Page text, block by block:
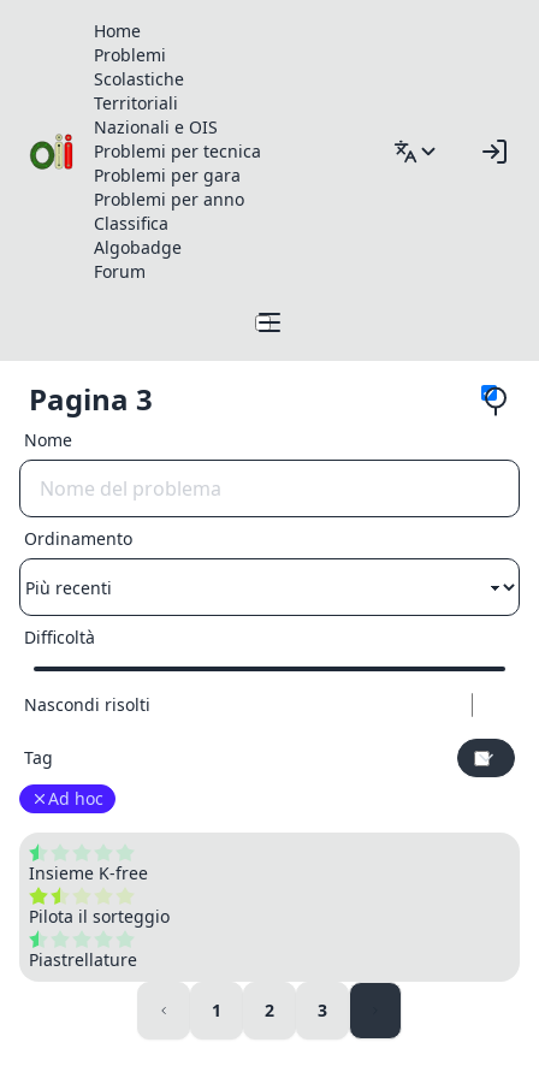
Home
Problemi
Scolastiche
Territoriali
Nazionali e OIS
Problemi per tecnica
Problemi per gara
Problemi per anno
Classifica
Algobadge
Forum
Pagina 3
Insieme K-free
Pilota il sorteggio
Piastrellature
Nome
Ordinamento
Difficoltà
Nascondi risolti
Tag
Ad hoc
1 2 3